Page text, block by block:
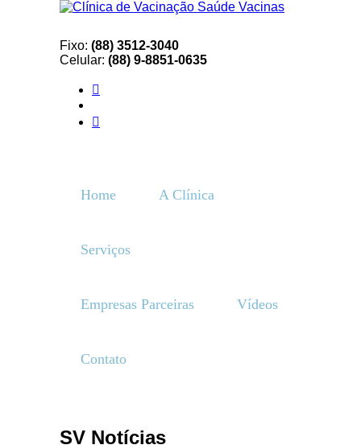
Fixo: (88) 3512-3040
Celular: (88) 9-8851-0635
Home A Clínica
Serviços
Empresas Parceiras Vídeos
Contato
SV Notícias